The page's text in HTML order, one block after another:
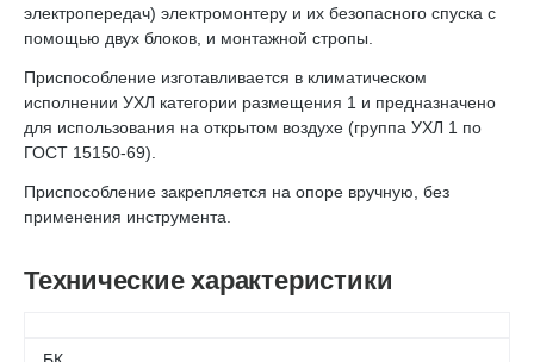
электропередач) электромонтеру и их безопасного спуска с
помощью двух блоков, и монтажной стропы.
Приспособление изготавливается в климатическом
исполнении УХЛ категории размещения 1 и предназначено
для использования на открытом воздухе (группа УХЛ 1 по
ГОСТ 15150-69).
Приспособление закрепляется на опоре вручную, без
применения инструмента.
Технические характеристики